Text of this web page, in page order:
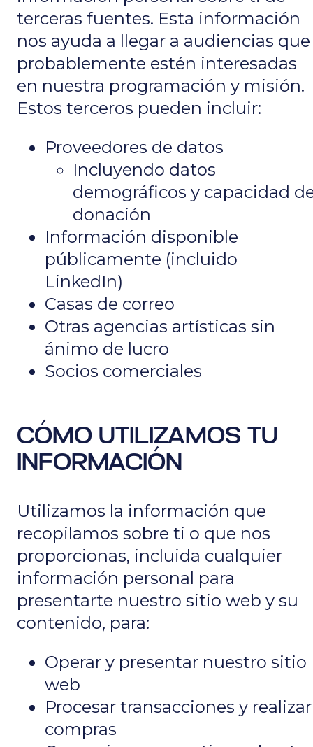
terceras fuentes. Esta información
nos ayuda a llegar a audiencias que
probablemente estén interesadas
en nuestra programación y misión.
Estos terceros pueden incluir:
Proveedores de datos
Incluyendo datos
demográficos y capacidad
donación
Información disponible
públicamente (incluido
LinkedIn)
Casas de correo
Otras agencias artísticas sin
ánimo de lucro
Socios comerciales
CÓMO UTILIZAMOS TU
INFORMACIÓN
Utilizamos la información que
recopilamos sobre ti o que nos
proporcionas, incluida cualquier
información personal para
presentarte nuestro sitio web y su
contenido, para:
Operar y presentar nuestro sitio
web
Procesar transacciones y realizar
compras